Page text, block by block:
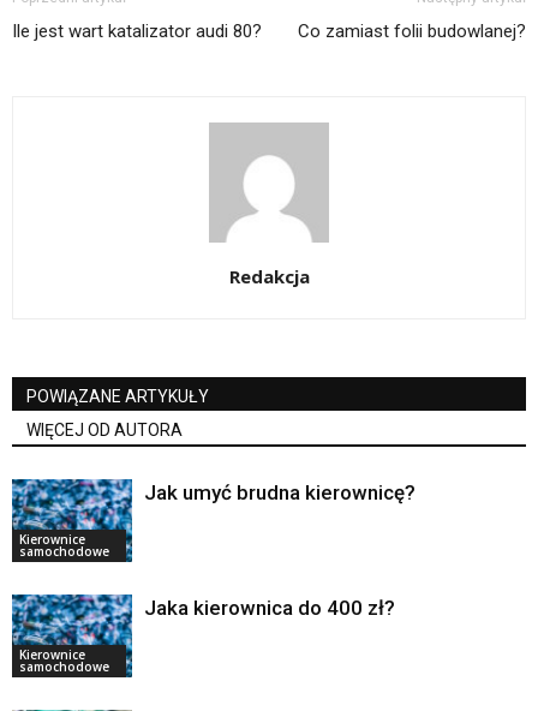
Ile jest wart katalizator audi 80? Co zamiast folii budowlanej?
Redakcja
POWIĄZANE ARTYKUŁY
WIĘCEJ OD AUTORA
Kierownice
samochodowe
Jak umyć brudna kierownicę?
Kierownice
samochodowe
Jaka kierownica do 400 zł?